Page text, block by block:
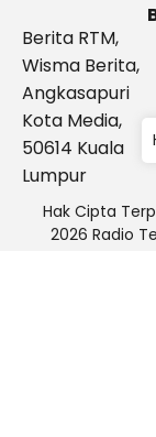
Berita RTM,
Wisma Berita,
Angkasapuri
Kota Media,
50614 Kuala
Lumpur
Hak Cipta
2026 Radio